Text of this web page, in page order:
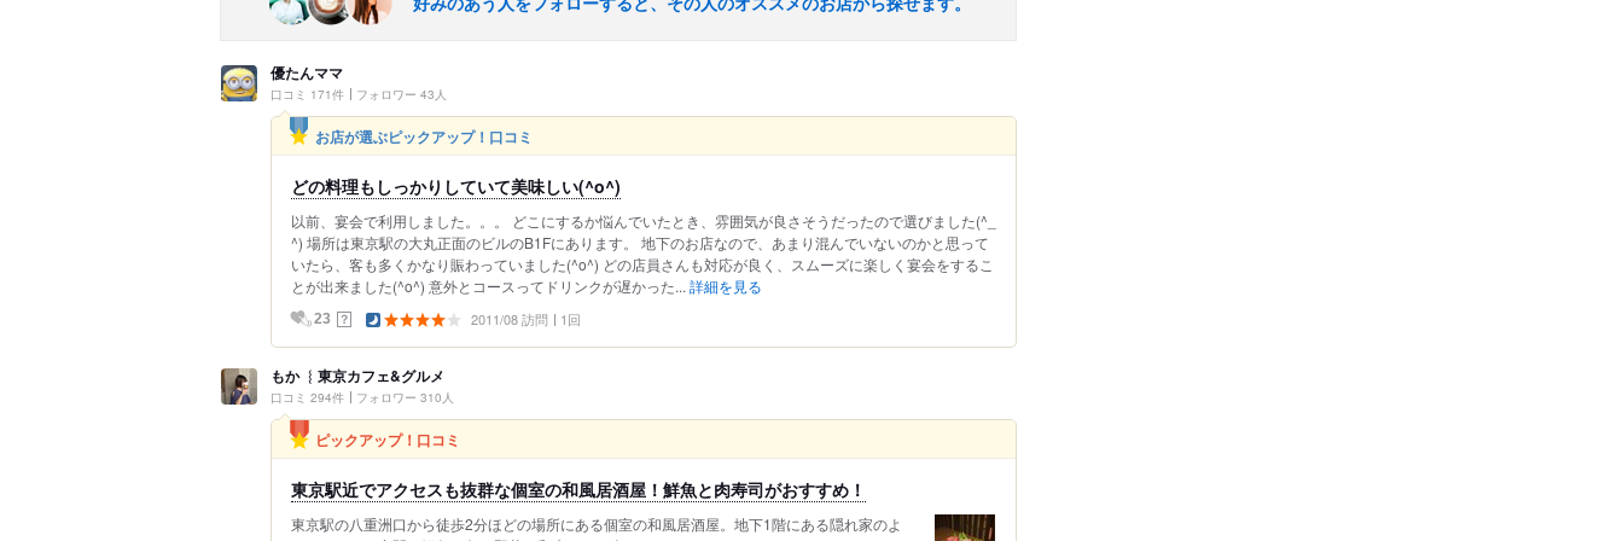
優たんママ
口コミ 171件 フォロワー 43人
お店が選ぶピックアップ！口コミ
どの料理もしっかりしていて美味しい(^o^)
以前、宴会で利用しました。。。 どこにするか悩んでいたとき、雰囲気が良さそうだったので選びました(^_
^) 場所は東京駅の大丸正面のビルのB1Fにあります。 地下のお店なので、あまり混んでいないのかと思って
いたら、客も多くかなり賑わっていました(^o^) どの店員さんも対応が良く、スムーズに楽しく宴会をするこ
とが出来ました(^o^) 意外とコースってドリンクが遅かった... 詳細を見る
23 ？ 2011/08 訪問 1回
もか ︴東京カフェ&グルメ
口コミ 294件 フォロワー 310人
ピックアップ！口コミ
東京駅近でアクセスも抜群な個室の和風居酒屋！鮮魚と肉寿司がおすすめ！
東京駅の八重洲口から徒歩2分ほどの場所にある個室の和風居酒屋。地下1階にある隠れ家のよ